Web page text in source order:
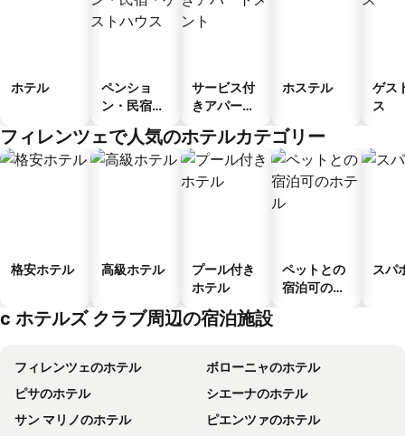
ホテル
ペンショ
ン・民宿・
ス
サービス付
きアパート
ホステル
ゲス
ス
フィレンツェで人気のホテルカテゴリー
格安ホテル 高級ホテル
プール付き
ホテル
ペットとの
宿泊可のホ
スパ
c ホテルズ クラブ周辺の宿泊施設
フィレンツェのホテル
ボローニャのホテル
ピサのホテル
シエーナのホテル
サン マリノのホテル
ピエンツァのホテル